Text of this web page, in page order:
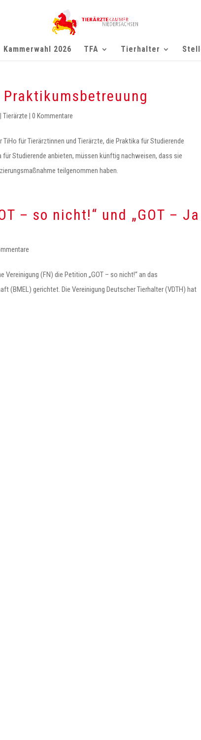
Kammerwahl 2026 TFA Tierhalter
Tierärzte 0 Kommentare
für Tierärztinnen und Tierärzte, die Praktika für Studierende
Studierende anbieten, müssen künftig nachweisen, dass sie
teilgenommen haben.
– so nicht!“ und „GOT – Ja
(FN) die Petition „GOT – so nicht!“ an das
(BMEL) gerichtet. Die Vereinigung Deutscher Tierhalter (VDTH) hat